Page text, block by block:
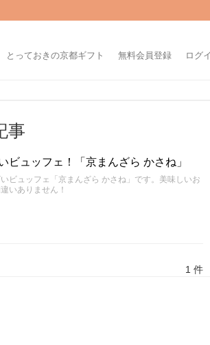
とっておきの京都ギフト 無料会員登録 ログ
事
ビュッフェ！「京まんざら かさね」
ビュッフェ「京まんざら かさね」です。美味しいお
いありません！
1 件